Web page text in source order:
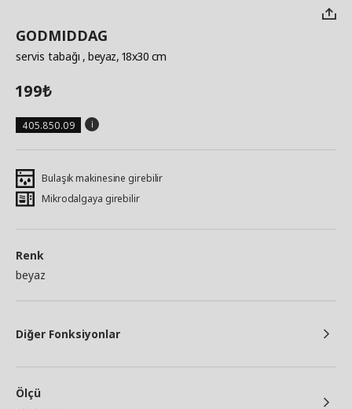
GODMIDDAG
servis tabağı , beyaz, 18x30 cm
199₺
405.850.09
Bulaşık makinesine girebilir
Mikrodalgaya girebilir
Renk
beyaz
Diğer Fonksiyonlar
Ölçü